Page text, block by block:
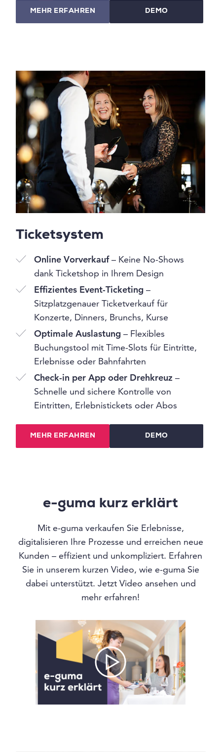
MEHR ERFAHREN DEMO
Ticketsystem
Online Vorverkauf– Keine No-Shows
dank Ticketshop in Ihrem Design
Effizientes Event-Ticketing –
Sitzplatzgenauer Ticketverkauf für
Konzerte, Dinners, Brunchs, Kurse
Optimale Auslastung – Flexibles
Buchungstool mit Time-Slots für Eintritte,
Erlebnisse oder Bahnfahrten
Check-in per App oder Drehkreuz –
Schnelle und sichere Kontrolle von
Eintritten, Erlebnistickets oder Abos
MEHR ERFAHREN DEMO
e-guma kurz erklärt
Mit e-guma verkaufen Sie Erlebnisse,
digitalisieren Ihre Prozesse und erreichen neue
Kunden – effizient und unkompliziert. Erfahren
Sie in unserem kurzen Video, wie e-guma Sie
dabei unterstützt. Jetzt Video ansehen und
mehr erfahren!